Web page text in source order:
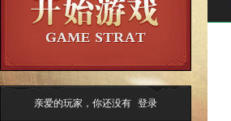
亲爱的玩家，你还没有 登录